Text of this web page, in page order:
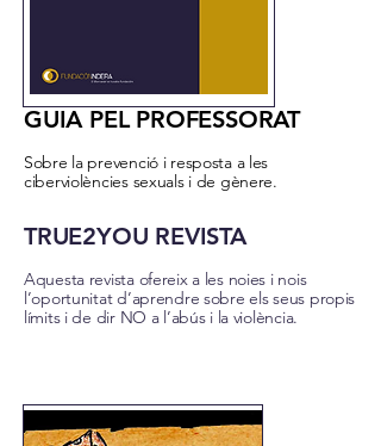
GUIA PEL PROFESSORAT
Sobre la prevenció i resposta a les
ciberviolències sexuals i de gènere.
TRUE2YOU REVISTA
Aquesta revista ofereix a les noies i nois
l’oportunitat d’aprendre sobre els seus propis
límits i de dir NO a l’abús i la violència.